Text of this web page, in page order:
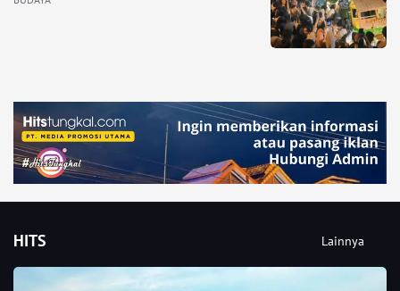
HITS Lainnya